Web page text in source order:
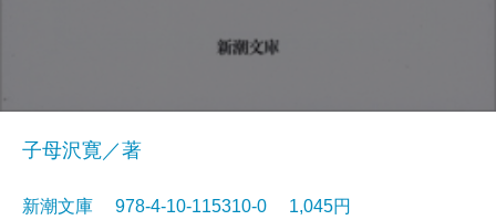
子母沢寛／著
新潮文庫 978-4-10-115310-0 1,045円